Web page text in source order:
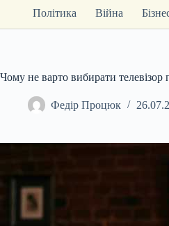
Політика Війна
Чому не варто вибирати телевізор
Федір Процюк